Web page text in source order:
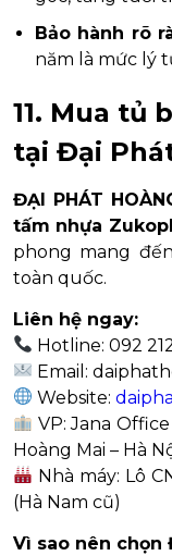
Bảo hành rõ
năm là mức lý
11. Mua tủ
tại Đại
ĐẠI PHÁT
tấm nhựa
phong mang
toàn quốc.
Liên hệ ngay:
Hotline: 092
Email:
Website:
VP: Jana
Hoàng Mai – Hà
Nhà máy: Lô
(Hà Nam cũ)
Vì sao nên chọn